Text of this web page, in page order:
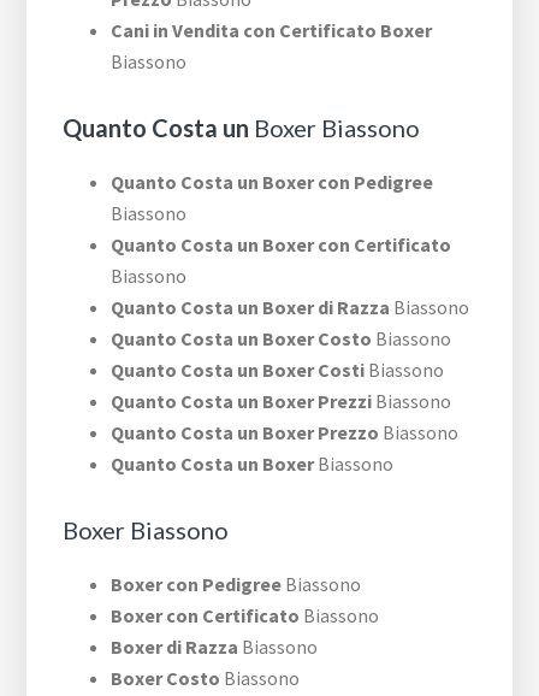
Cani in Vendita con Certificato Boxer
Biassono
Quanto Costa un Boxer Biassono
Quanto Costa un Boxer con Pedigree
Biassono
Quanto Costa un Boxer con Certificato
Biassono
Quanto Costa un Boxer di Razza Biassono
Quanto Costa un Boxer Costo Biassono
Quanto Costa un Boxer Costi Biassono
Quanto Costa un Boxer Prezzi Biassono
Quanto Costa un Boxer Prezzo Biassono
Quanto Costa un BoxerBiassono
Boxer Biassono
Boxer con Pedigree Biassono
Boxer con Certificato Biassono
Boxer di Razza Biassono
Boxer Costo Biassono